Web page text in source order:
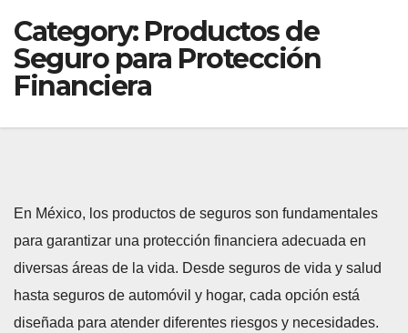
Category: Productos de
Seguro para Protección
Financiera
En México, los productos de seguros son fundamentales
para garantizar una protección financiera adecuada en
diversas áreas de la vida. Desde seguros de vida y salud
hasta seguros de automóvil y hogar, cada opción está
diseñada para atender diferentes riesgos y necesidades.